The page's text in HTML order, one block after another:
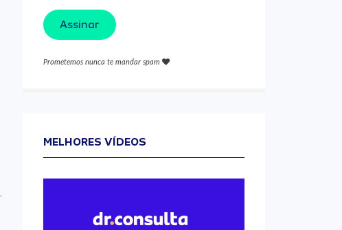
Assinar
Prometemos nunca te mandar spam
MELHORES VÍDEOS